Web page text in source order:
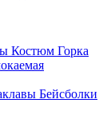
Костюм Горка
Бейсболки